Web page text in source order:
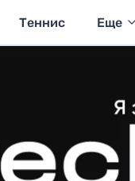
Теннис Еще